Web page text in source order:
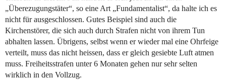
„Überezugungstäter“, so eine Art „Fundamentalist“, da halte ich es
nicht für ausgeschlossen. Gutes Beispiel sind auch die
Kirchenstörer, die sich auch durch Strafen nicht von ihrem Tun
abhalten lassen. Übrigens, selbst wenn er wieder mal eine Ohrfeige
verteilt, muss das nicht heissen, dass er gleich gesiebte Luft atmen
muss. Freiheitsstrafen unter 6 Monaten gehen nur sehr selten
wirklich in den Vollzug.